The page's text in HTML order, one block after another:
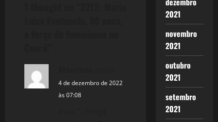
4 de dezembro de 2022
às 07:08
2021
novembro
2021
outubro
2021
setembro
2021